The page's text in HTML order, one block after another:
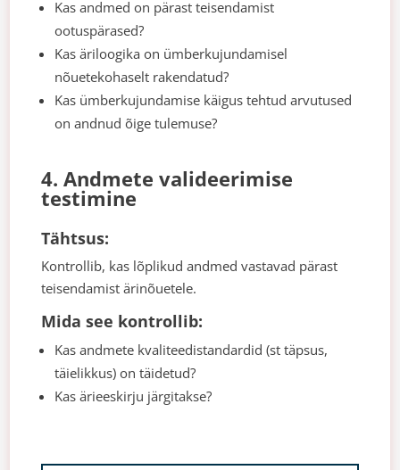
Kas andmed on pärast teisendamist
ootuspärased?
Kas äriloogika on ümberkujundamisel
nõuetekohaselt rakendatud?
Kas ümberkujundamise käigus tehtud arvutused
on andnud õige tulemuse?
4. Andmete valideerimise
testimine
Tähtsus:
Kontrollib, kas lõplikud andmed vastavad pärast
teisendamist ärinõuetele.
Mida see kontrollib:
Kas andmete kvaliteedistandardid (st täpsus,
täielikkus) on täidetud?
Kas ärieeskirju järgitakse?